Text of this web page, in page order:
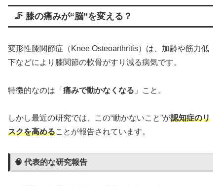
🦵 膝の痛みが“脳”を変える？
変形性膝関節症（Knee Osteoarthritis）は、加齢や筋力低
下などにより膝関節の軟骨がすり減る病気です。
特徴的なのは「 痛みで動かなくなる 」こと。
しかし最近の研究では、この“動かないこと”が認知症のリ
スクを高めることが報告されています。
🧠 代表的な研究報告